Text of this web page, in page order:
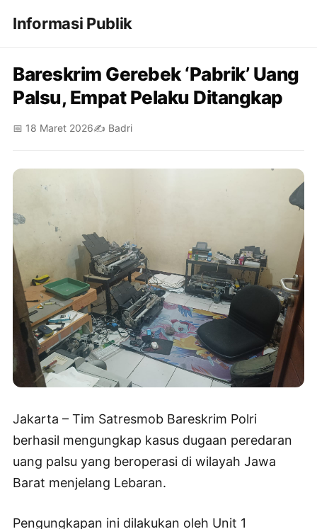
Informasi Publik
Bareskrim Gerebek ‘Pabrik’ Uang
Palsu, Empat Pelaku Ditangkap
📅 18 Maret 2026✍️ Badri
Jakarta – Tim Satresmob Bareskrim Polri
berhasil mengungkap kasus dugaan peredaran
uang palsu yang beroperasi di wilayah Jawa
Barat menjelang Lebaran.
Pengungkapan ini dilakukan oleh Unit 1